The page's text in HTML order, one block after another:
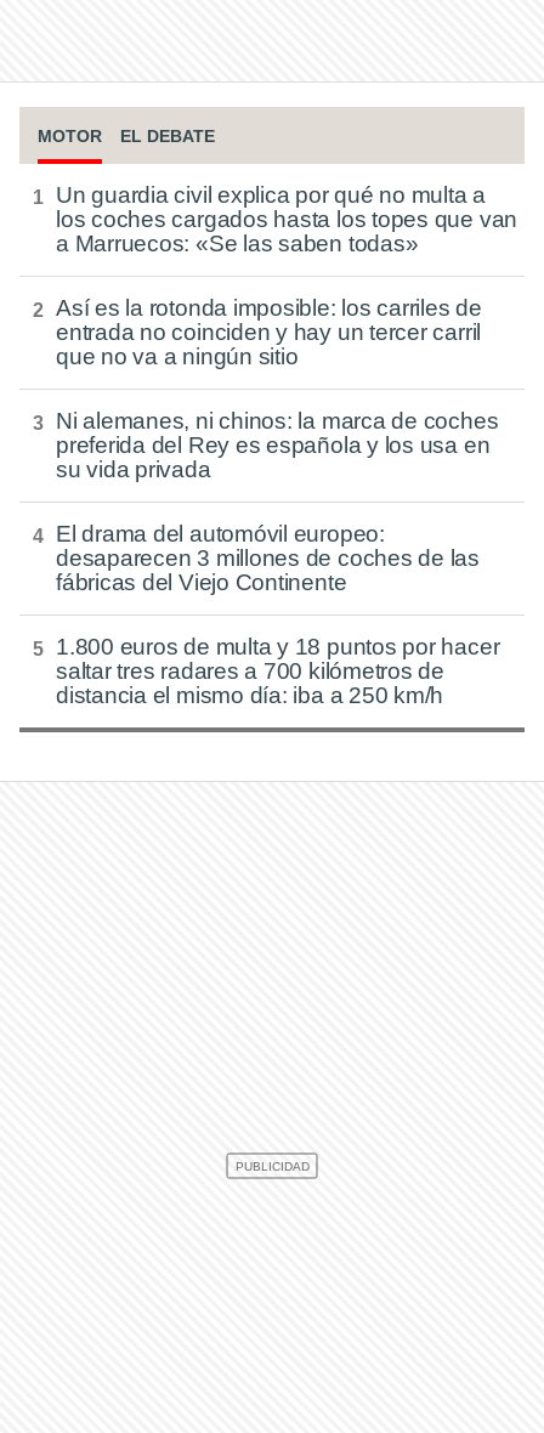
MOTOR EL DEBATE
Un guardia civil explica por qué no multa a
los coches cargados hasta los topes que van
a Marruecos: «Se las saben todas»
Así es la rotonda imposible: los carriles de
entrada no coinciden y hay un tercer carril
que no va a ningún sitio
Ni alemanes, ni chinos: la marca de coches
preferida del Rey es española y los usa en
su vida privada
El drama del automóvil europeo:
desaparecen 3 millones de coches de las
fábricas del Viejo Continente
1.800 euros de multa y 18 puntos por hacer
saltar tres radares a 700 kilómetros de
distancia el mismo día: iba a 250 km/h